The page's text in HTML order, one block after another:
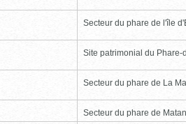
Secteur du phare de l'île
Site patrimonial du Phare-
Secteur du phare de La
Secteur du phare de